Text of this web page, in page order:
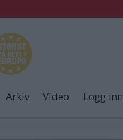
Arkiv Video Logg inn